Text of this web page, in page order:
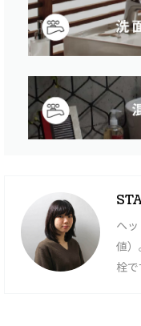
ヘ
値
栓で